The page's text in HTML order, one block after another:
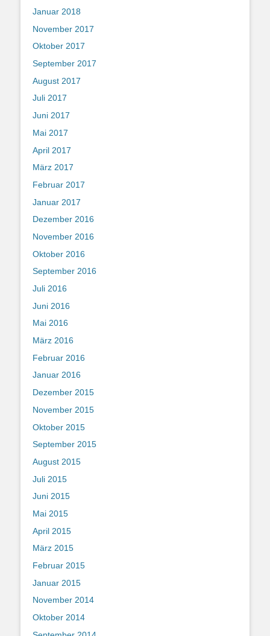
Januar 2018
November 2017
Oktober 2017
September 2017
August 2017
Juli 2017
Juni 2017
Mai 2017
April 2017
März 2017
Februar 2017
Januar 2017
Dezember 2016
November 2016
Oktober 2016
September 2016
Juli 2016
Juni 2016
Mai 2016
März 2016
Februar 2016
Januar 2016
Dezember 2015
November 2015
Oktober 2015
September 2015
August 2015
Juli 2015
Juni 2015
Mai 2015
April 2015
März 2015
Februar 2015
Januar 2015
November 2014
Oktober 2014